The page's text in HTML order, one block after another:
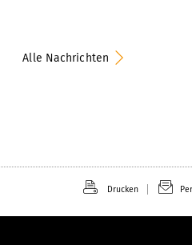
Alle Nachrichten
Drucken